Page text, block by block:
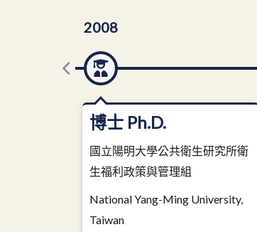
2008
博士 Ph.D.
國立陽明大學公共衛生研究所衛
生福利政策與管理組
National Yang-Ming University,
Taiwan